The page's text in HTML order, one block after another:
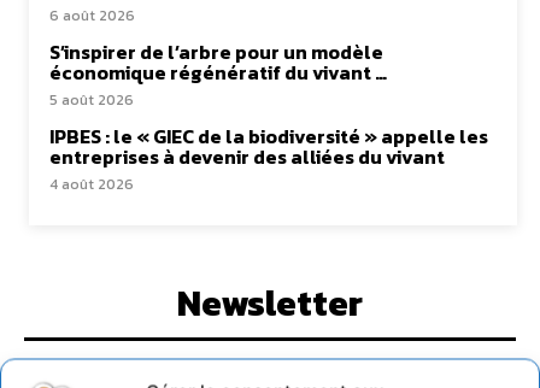
6 août 2026
S’inspirer de l’arbre pour un modèle
économique régénératif du vivant …
5 août 2026
IPBES : le « GIEC de la biodiversité » appelle les
entreprises à devenir des alliées du vivant
4 août 2026
Newsletter